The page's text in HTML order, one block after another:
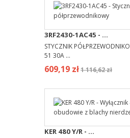
3RF2430-1AC45 - ...
STYCZNIK
51 30A ...
609,19 zł1 116,62 zł
KER 480 Y/R - ...